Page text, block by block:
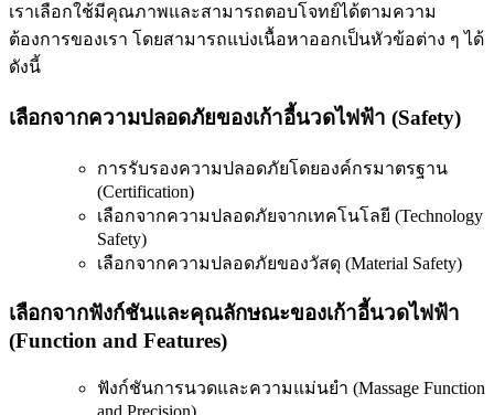
เราเลือกใช้มีคุณภาพและสามารถตอบโจทย์ได้ตามความ
ต้องการของเรา โดยสามารถแบ่งเนื้อหาออกเป็นหัวข้อต่าง ๆ ได้
ดังนี้
เลือกจากความปลอดภัยของเก้าอี้นวดไฟฟ้า (Safety)
การรับรองความปลอดภัยโดยองค์กรมาตรฐาน
(Certification)
เลือกจากความปลอดภัยจากเทคโนโลยี (Technology
Safety)
เลือกจากความปลอดภัยของวัสดุ (Material Safety)
เลือกจากฟังก์ชันและคุณลักษณะของเก้าอี้นวดไฟฟ้า
(Function and Features)
ฟังก์ชันการนวดและความแม่นยำ (Massage Function